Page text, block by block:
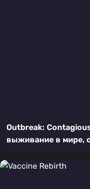
Outbreak:
выживание в мире,